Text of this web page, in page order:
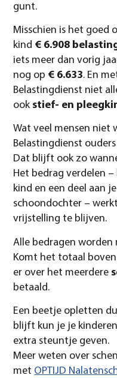
gunt.
Misschien is het goed
kind € 6.908
iets meer dan vorig
nog op € 6.633. En
Belastingdienst niet
ook stief- en
Wat veel mensen niet
Belastingdienst
Dat blijft ook zo
Het bedrag verdelen
kind en een deel aan
schoondochter –
vrijstelling te blijven.
Alle bedragen worden
Komt het totaal
er over het meerdere
betaald.
Een beetje opletten
blijft kun je je
extra steuntje geven.
Meer weten over
met OPTIJD